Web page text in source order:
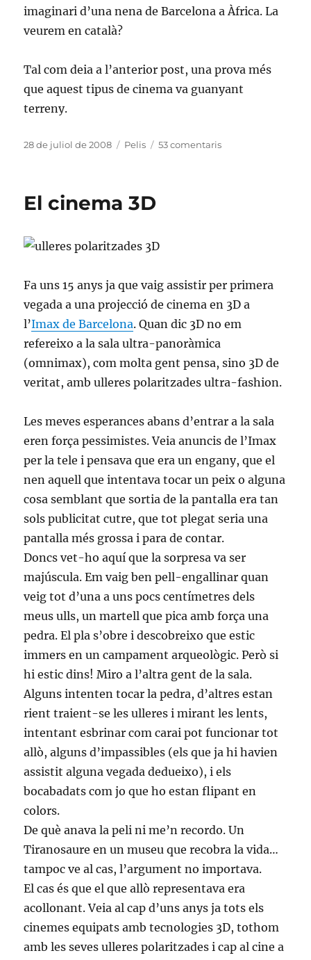
imaginari d’una nena de Barcelona a Àfrica. La
veurem en català?
Tal com deia a l’anterior post, una prova més
que aquest tipus de cinema va guanyant
terreny.
Publicat
28 de juliol de 2008 Categories
Pelis 53 comentarisa
El cinema 3D
Fa uns 15 anys ja que vaig assistir per primera
vegada a una projecció de cinema en 3D a
l’Imax de Barcelona. Quan dic 3D no em
refereixo a la sala ultra-panoràmica
(omnimax), com molta gent pensa, sino 3D de
veritat, amb ulleres polaritzades ultra-fashion.
Les meves esperances abans d’entrar a la sala
eren força pessimistes. Veia anuncis de l’Imax
per la tele i pensava que era un engany, que el
nen aquell que intentava tocar un peix o alguna
cosa semblant que sortia de la pantalla era tan
sols publicitat cutre, que tot plegat seria una
pantalla més grossa i para de contar.
Doncs vet-ho aquí que la sorpresa va ser
majúscula. Em vaig ben pell-engallinar quan
veig tot d’una a uns pocs centímetres dels
meus ulls, un martell que pica amb força una
pedra. El pla s’obre i descobreixo que estic
immers en un campament arqueològic. Però si
hi estic dins! Miro a l’altra gent de la sala.
Alguns intenten tocar la pedra, d’altres estan
rient traient-se les ulleres i mirant les lents,
intentant esbrinar com carai pot funcionar tot
allò, alguns d’impassibles (els que ja hi havien
assistit alguna vegada dedueixo), i els
bocabadats com jo que ho estan flipant en
colors.
De què anava la peli ni me’n recordo. Un
Tiranosaure en un museu que recobra la vida…
tampoc ve al cas, l’argument no importava.
El cas és que el que allò representava era
acollonant. Veia al cap d’uns anys ja tots els
cinemes equipats amb tecnologies 3D, tothom
amb les seves ulleres polaritzades i cap al cine a